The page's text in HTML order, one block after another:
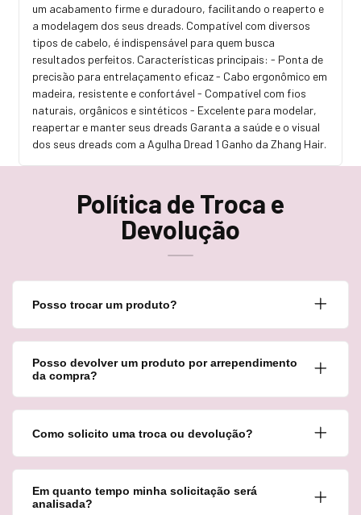
um acabamento firme e duradouro, facilitando o reaperto e
a modelagem dos seus dreads. Compatível com diversos
tipos de cabelo, é indispensável para quem busca
resultados perfeitos. Características principais: - Ponta de
precisão para entrelaçamento eficaz - Cabo ergonômico em
madeira, resistente e confortável - Compatível com fios
naturais, orgânicos e sintéticos - Excelente para modelar,
reapertar e manter seus dreads Garanta a saúde e o visual
dos seus dreads com a Agulha Dread 1 Ganho da Zhang Hair.
Política de Troca e
Devolução
Posso trocar um produto?
Posso devolver um produto por arrependimento
da compra?
Como solicito uma troca ou devolução?
Em quanto tempo minha solicitação será
analisada?